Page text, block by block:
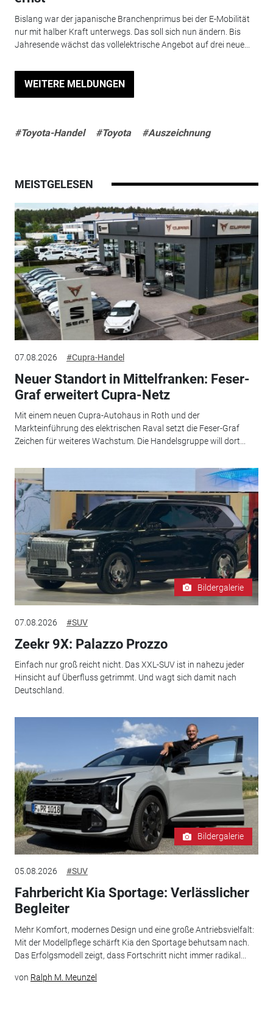
Bislang war der japanische Branchenprimus bei der E-Mobilität
nur mit halber Kraft unterwegs. Das soll sich nun ändern. Bis
Jahresende wächst das vollelektrische Angebot auf drei neue...
WEITERE MELDUNGEN
#Toyota-Handel #Toyota #Auszeichnung
MEISTGELESEN
07.08.2026 #Cupra-Handel
Neuer Standort in Mittelfranken: Feser-
Graf erweitert Cupra-Netz
Mit einem neuen Cupra-Autohaus in Roth und der
Markteinführung des elektrischen Raval setzt die Feser-Graf
Zeichen für weiteres Wachstum. Die Handelsgruppe will dort...
Bildergalerie
07.08.2026 #SUV
Zeekr 9X: Palazzo Prozzo
Einfach nur groß reicht nicht. Das XXL-SUV ist in nahezu jeder
Hinsicht auf Überfluss getrimmt. Und wagt sich damit nach
Deutschland.
Bildergalerie
05.08.2026 #SUV
Fahrbericht Kia Sportage: Verlässlicher
Begleiter
Mehr Komfort, modernes Design und eine große Antriebsvielfalt:
Mit der Modellpflege schärft Kia den Sportage behutsam nach.
Das Erfolgsmodell zeigt, dass Fortschritt nicht immer radikal...
von Ralph M. Meunzel